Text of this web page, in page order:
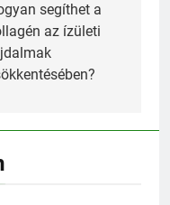
segíthet a
az ízületi